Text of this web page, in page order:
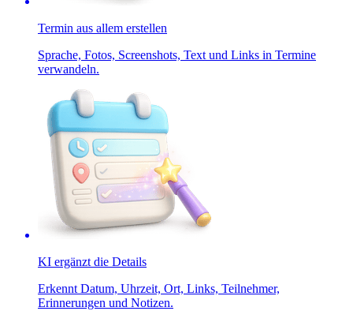
Termin aus allem erstellen
Sprache, Fotos, Screenshots, Text und Links in Termine
verwandeln.
KI ergänzt die Details
Erkennt Datum, Uhrzeit, Ort, Links, Teilnehmer,
Erinnerungen und Notizen.